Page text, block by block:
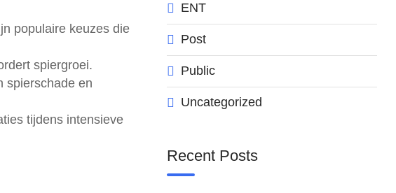
populaire keuzes die
spiergroei.
spierschade en
tijdens intensieve
ENT
Post
Public
Uncategorized
Recent Posts